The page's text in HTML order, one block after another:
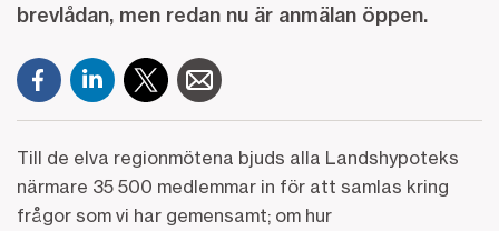
brevlådan, men redan nu är anmälan öppen.
Till de elva regionmötena bjuds alla Landshypoteks
närmare 35 500 medlemmar in för att samlas kring
frågor som vi har gemensamt; om hur